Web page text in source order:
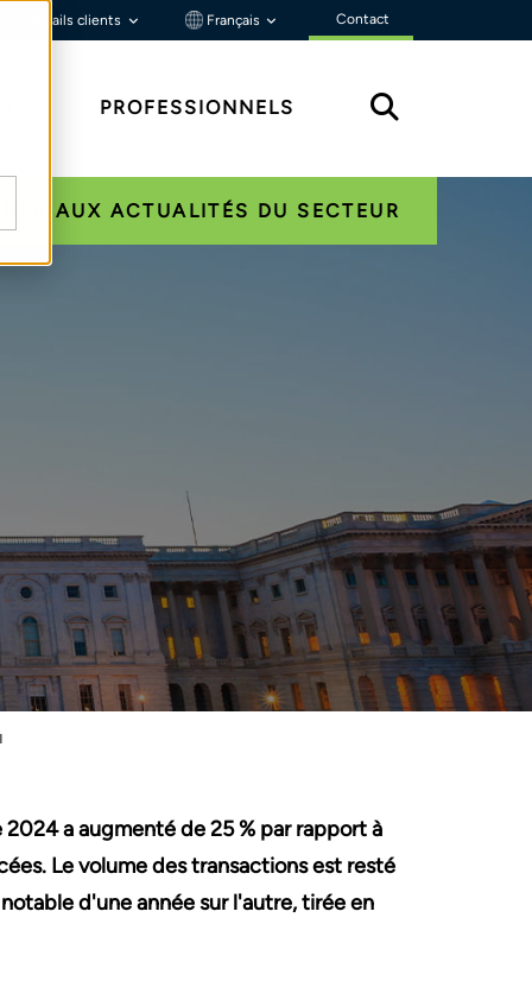
Portails clients Français Contact
PROFESSIONNELS
AUX ACTUALITÉS DU SECTEUR
a augmenté de 25 % par rapport à
Le volume des transactions est resté
d'une année sur l'autre, tirée en